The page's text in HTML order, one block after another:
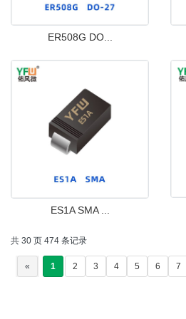
ER508G DO...
ES1A SMA ...
共 30 页 474 条记录
« 1 2 3 4 5 6 7